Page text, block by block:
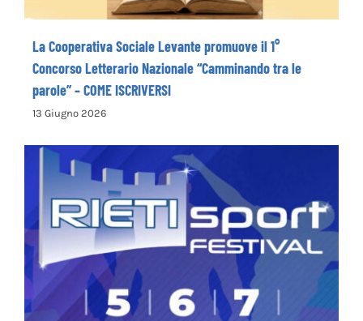
La Cooperativa Sociale Levante promuove il 1°
Concorso Letterario Nazionale “Camminando tra le
parole” – COME ISCRIVERSI
13 Giugno 2026
Rieti Sport Festival XI edizione dal 5 al 7